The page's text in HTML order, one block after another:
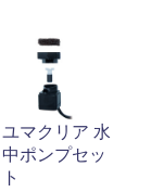
ユマクリア 水
中ポンプセッ
ト